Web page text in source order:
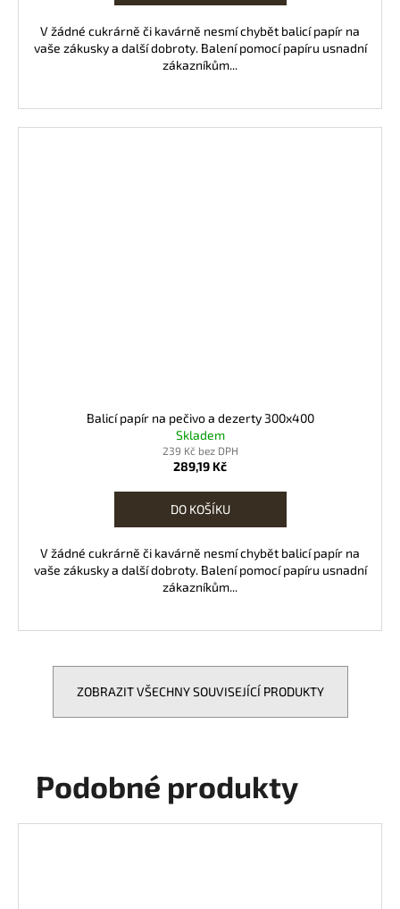
V žádné cukrárně či kavárně nesmí chybět balicí papír na
vaše zákusky a další dobroty. Balení pomocí papíru usnadní
zákazníkům...
Balicí papír na pečivo a dezerty 300x400
Skladem
239 Kč bez DPH
289,19 Kč
DO KOŠÍKU
V žádné cukrárně či kavárně nesmí chybět balicí papír na
vaše zákusky a další dobroty. Balení pomocí papíru usnadní
zákazníkům...
ZOBRAZIT VŠECHNY SOUVISEJÍCÍ PRODUKTY
Podobné produkty